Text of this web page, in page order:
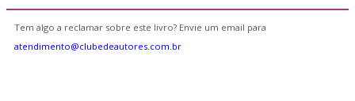
Tem algo a reclamar sobre este livro? Envie um email para
atendimento@clubedeautores.com.br